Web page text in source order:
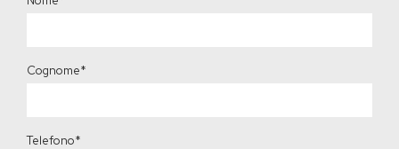
Cognome*
Telefono*